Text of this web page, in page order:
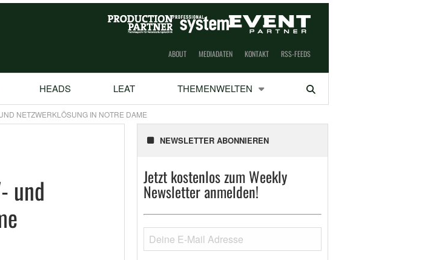
ABOUT MEDIADATEN KONTAKT RSS-FEEDS
HEADS LEAT THEMENWELTEN Suchen
NETZWERKLÖSUNG IN NOTRE DAME
und
NEWSLETTER ABONNIEREN
Jetzt kostenlos zum Weekly
Newsletter anmelden!